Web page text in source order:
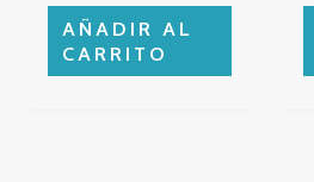
AÑADIR AL
CARRITO